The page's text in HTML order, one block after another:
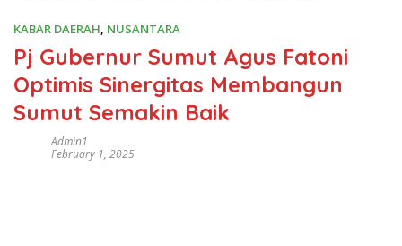
KABAR DAERAH, NUSANTARA
Pj Gubernur Sumut Agus Fatoni
Optimis Sinergitas Membangun
Sumut Semakin Baik
Admin1
February 1, 2025